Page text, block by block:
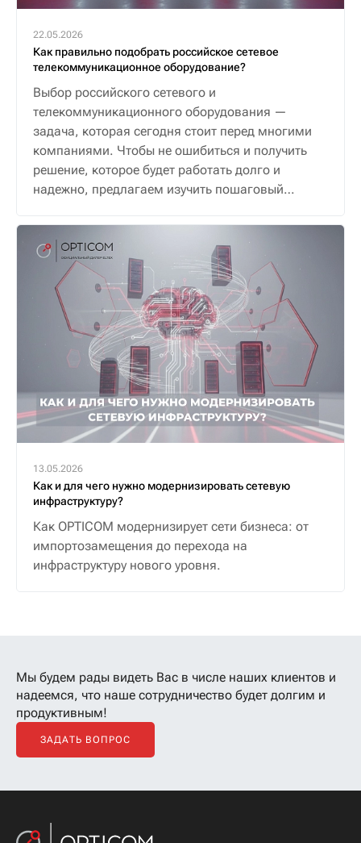
22.05.2026
Как правильно подобрать российское сетевое
телекоммуникационное оборудование?
Выбор российского сетевого и
телекоммуникационного оборудования —
задача, которая сегодня стоит перед многими
компаниями. Чтобы не ошибиться и получить
решение, которое будет работать долго и
надежно, предлагаем изучить пошаговый
13.05.2026
Как и для чего нужно модернизировать сетевую
инфраструктуру?
Как OPTICOM модернизирует сети бизнеса: от
импортозамещения до перехода на
инфраструктуру нового уровня.
Мы будем рады видеть Вас в числе наших клиентов и
надеемся, что наше сотрудничество будет долгим и
продуктивным!
ЗАДАТЬ ВОПРОС